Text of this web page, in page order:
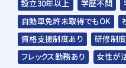
設立30年以上
学歴不問
自動車免許未取得でもOK
資格支援制度あり
研修制
フレックス勤務あり
女性が